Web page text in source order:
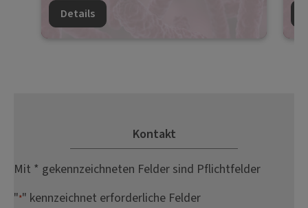
Details
Kontakt
Mit * gekennzeichneten Felder sind Pflichtfelder
"*" kennzeichnet erforderliche Felder